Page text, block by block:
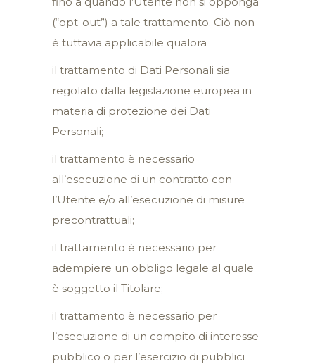
(“opt-out”) a tale trattamento. Ciò non
è tuttavia applicabile qualora
il trattamento di Dati Personali sia
regolato dalla legislazione europea in
materia di protezione dei Dati
Personali;
il trattamento è necessario
all’esecuzione di un contratto con
l’Utente e/o all’esecuzione di misure
precontrattuali;
il trattamento è necessario per
adempiere un obbligo legale al quale
è soggetto il Titolare;
il trattamento è necessario per
l’esecuzione di un compito di interesse
pubblico o per l’esercizio di pubblici